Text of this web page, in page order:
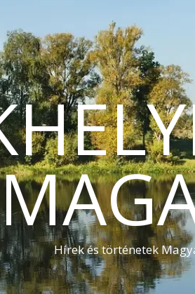
Hírek és történetek